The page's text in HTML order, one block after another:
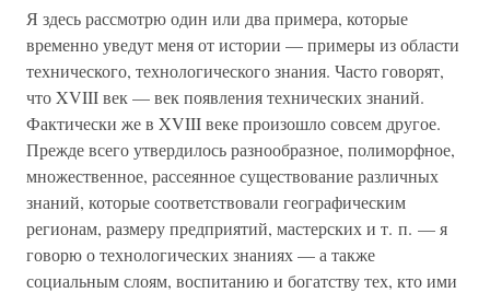
Я здесь рассмотрю один или два примера, которые
временно уведут меня от истории — примеры из области
технического, технологического знания. Часто говорят,
что XVIII век — век появления технических знаний.
Фактически же в XVIII веке произошло совсем другое.
Прежде всего утвердилось разнообразное, полиморфное,
множественное, рассеянное существование различных
знаний, которые соответствовали географическим
регионам, размеру предприятий, мастерских и т. п. — я
говорю о технологических знаниях — а также
социальным слоям, воспитанию и богатству тех, кто ими